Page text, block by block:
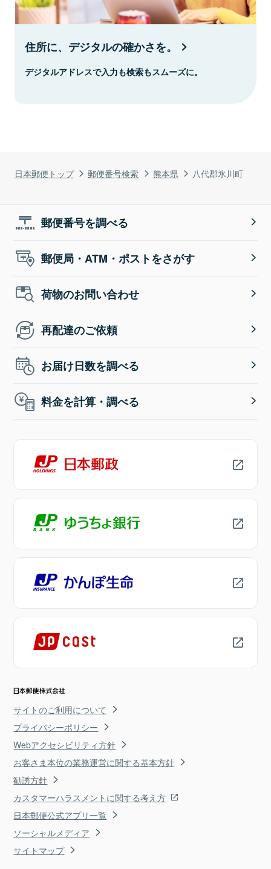
日本郵便トップ 郵便番号検索 熊本県 八代郡氷川町
住所に、デジタルの確かさを。
デジタルアドレスで入力も検索もスムーズに。
郵便番号を調べる
郵便局・ATM・ポストをさがす
荷物のお問い合わせ
再配達のご依頼
お届け日数を調べる
料金を計算・調べる
サイトのご利用について
プライバシーポリシー
Webアクセシビリティ方針
お客さま本位の業務運営に関する基本方針
勧誘方針
カスタマーハラスメントに関する考え方
日本郵便公式アプリ一覧
ソーシャルメディア
サイトマップ